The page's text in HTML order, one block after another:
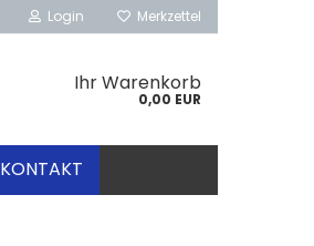
Login Merkzettel
Ihr Warenkorb
0,00 EUR
KONTAKT